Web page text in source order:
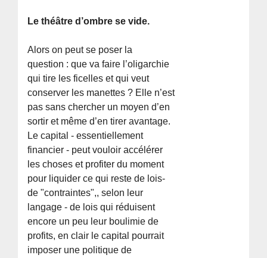
Le théâtre d’ombre se vide.
Alors on peut se poser la
question : que va faire l’oligarchie
qui tire les ficelles et qui veut
conserver les manettes ? Elle n’est
pas sans chercher un moyen d’en
sortir et même d’en tirer avantage.
Le capital - essentiellement
financier - peut vouloir accélérer
les choses et profiter du moment
pour liquider ce qui reste de lois-
de "contraintes",, selon leur
langage - de lois qui réduisent
encore un peu leur boulimie de
profits, en clair le capital pourrait
imposer une politique de